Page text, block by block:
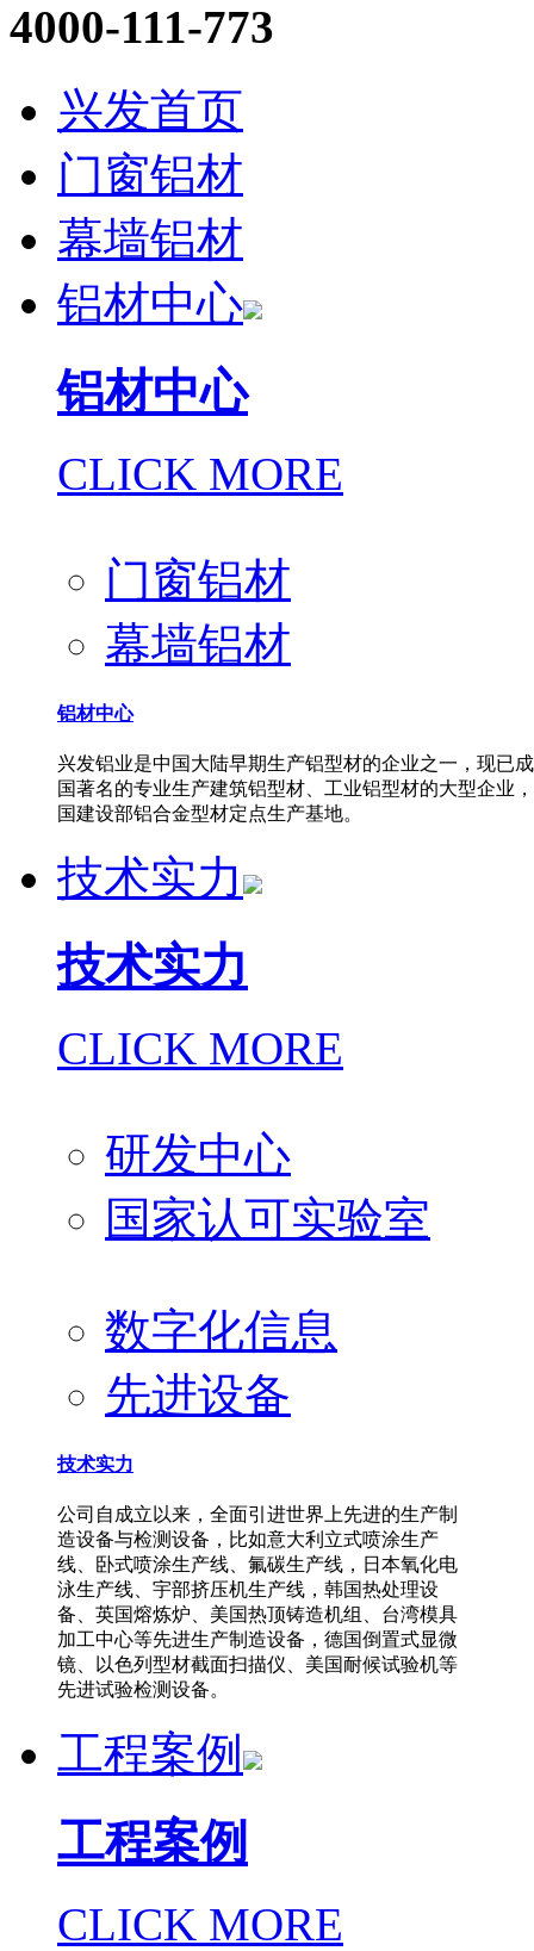
4000-111-773
兴发首页
门窗铝材
幕墙铝材
铝材中心
铝材中心
CLICK MORE
门窗铝材
幕墙铝材
铝材中心
兴发铝业是中国大陆早期生产铝型材的企业之一，现已
国著名的专业生产建筑铝型材、工业铝型材的大型企业
国建设部铝合金型材定点生产基地。
技术实力
技术实力
CLICK MORE
研发中心
国家认可实验室
数字化信息
先进设备
技术实力
公司自成立以来，全面引进世界上先进的生产制
造设备与检测设备，比如意大利立式喷涂生产
线、卧式喷涂生产线、氟碳生产线，日本氧化电
泳生产线、宇部挤压机生产线，韩国热处理设
备、英国熔炼炉、美国热顶铸造机组、台湾模具
加工中心等先进生产制造设备，德国倒置式显微
镜、以色列型材截面扫描仪、美国耐候试验机等
先进试验检测设备。
工程案例
工程案例
CLICK MORE